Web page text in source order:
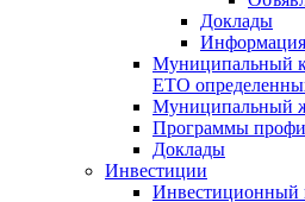
Доклады
Информация
Муниципальный
ЕТО
Муниципальный
Программы
Доклады
Инвестиции
Инвестиционный